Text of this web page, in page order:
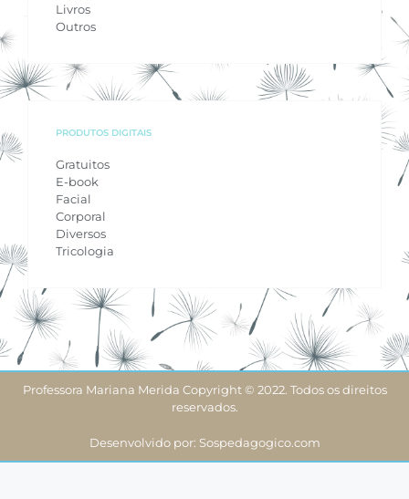
Livros
Outros
PRODUTOS DIGITAIS
Gratuitos
E-book
Facial
Corporal
Diversos
Tricologia
Professora Mariana Merida Copyright © 2022. Todos os direitos
reservados.
Desenvolvido por: Sospedagogico.com